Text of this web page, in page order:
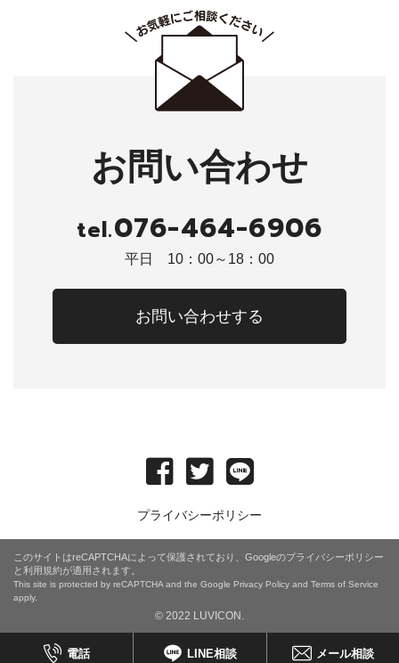
電話 LINE相談 メール相談
お問い合わせ
tel.076-464-6906
平日 10：00～18：00
お問い合わせする
プライバシーポリシー
このサイトはreCAPTCHAによって保護されており、Googleのプライバシーポリシー
と利用規約が適用されます。
This site is protected by reCAPTCHA and the Google Privacy Policy and Terms of Service
apply.
© 2022 LUVICON.